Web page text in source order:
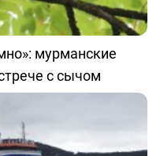
мурманские
с сычом